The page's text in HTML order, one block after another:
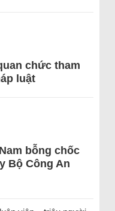
chức tham
luật
bỗng chốc
Bộ Công An